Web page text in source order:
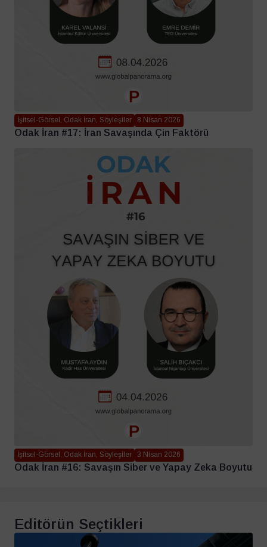
İşitsel-Görsel, Odak İran, Söyleşiler 8 Nisan 2026
Odak İran #17: İran Savaşında Çin Faktörü
İşitsel-Görsel, Odak İran, Söyleşiler 3 Nisan 2026
Odak İran #16: Savaşın Siber ve Yapay Zeka Boyutu
Editörün Seçtikleri